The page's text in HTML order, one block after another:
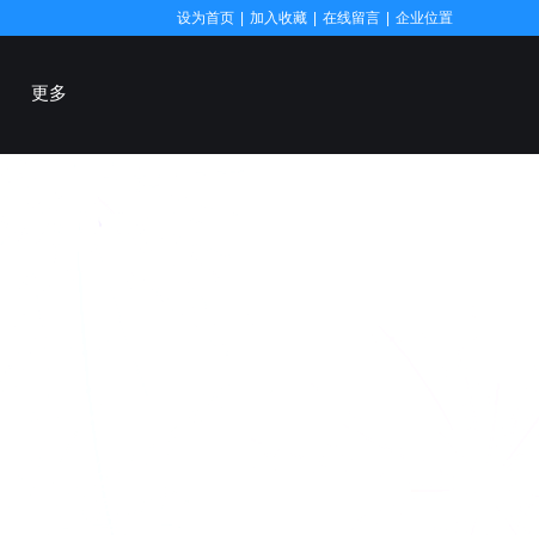
更多
设为首页 加入收藏 在线留言 企业位置